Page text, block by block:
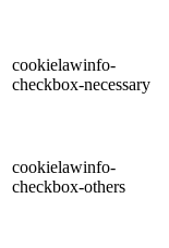
cookielawinfo-
checkbox-necessary
cookielawinfo-
checkbox-others